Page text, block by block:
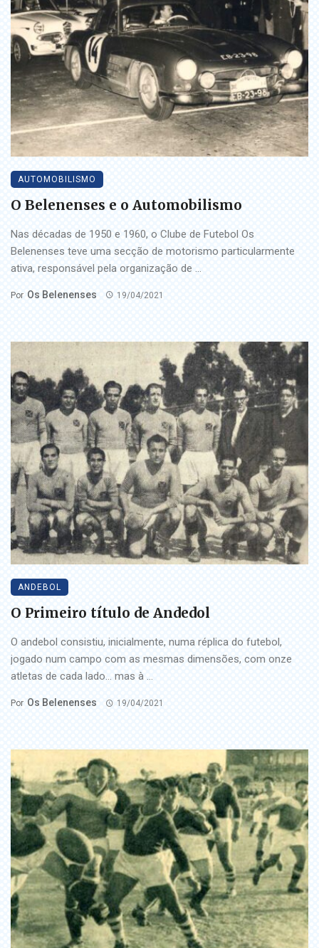
AUTOMOBILISMO
O Belenenses e o Automobilismo
Nas décadas de 1950 e 1960, o Clube de Futebol Os
Belenenses teve uma secção de motorismo particularmente
ativa, responsável pela organização de ...
Por Os Belenenses 19/04/2021
ANDEBOL
O Primeiro título de Andedol
O andebol consistiu, inicialmente, numa réplica do futebol,
jogado num campo com as mesmas dimensões, com onze
atletas de cada lado… mas à ...
Por Os Belenenses 19/04/2021